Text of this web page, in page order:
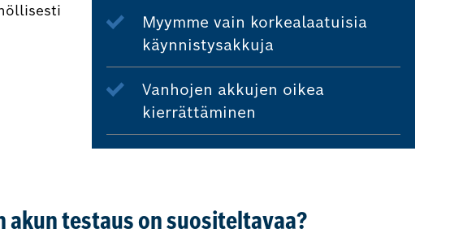
Myymme vain korkealaatuisia
käynnistysakkuja
Vanhojen akkujen oikea
kierrättäminen
akun testaus on suositeltavaa?